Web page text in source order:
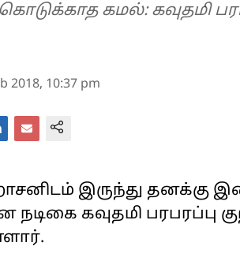
கமல்: கவுதமி
2018, 10:37 pm
இருந்து தனக்கு
கவுதமி பரபரப்பு